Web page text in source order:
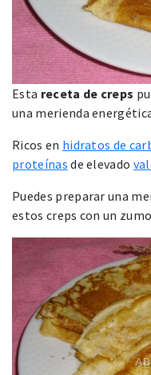
Esta receta de creps
una merienda
Ricos en hidratos de
proteínas de elevado
Puedes preparar una
estos creps con un